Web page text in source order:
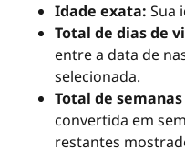
Idade exata: Sua
Total de dias de
entre a data de
selecionada.
Total de
convertida em
restantes